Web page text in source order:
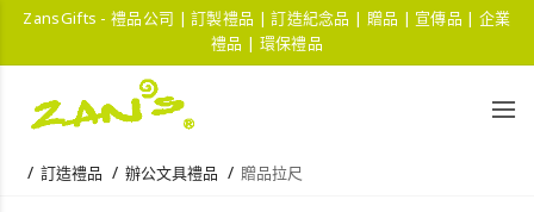
ZansGifts - 禮品公司 | 訂製禮品 | 訂造紀念品 | 贈品 | 宣傳品 | 企業
禮品 | 環保禮品
訂造禮品 辦公文具禮品 贈品拉尺